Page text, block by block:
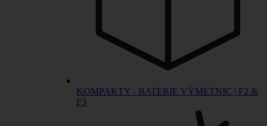
KOMPAKTY - BATERIE VÝMETNIC | F2 &
F3